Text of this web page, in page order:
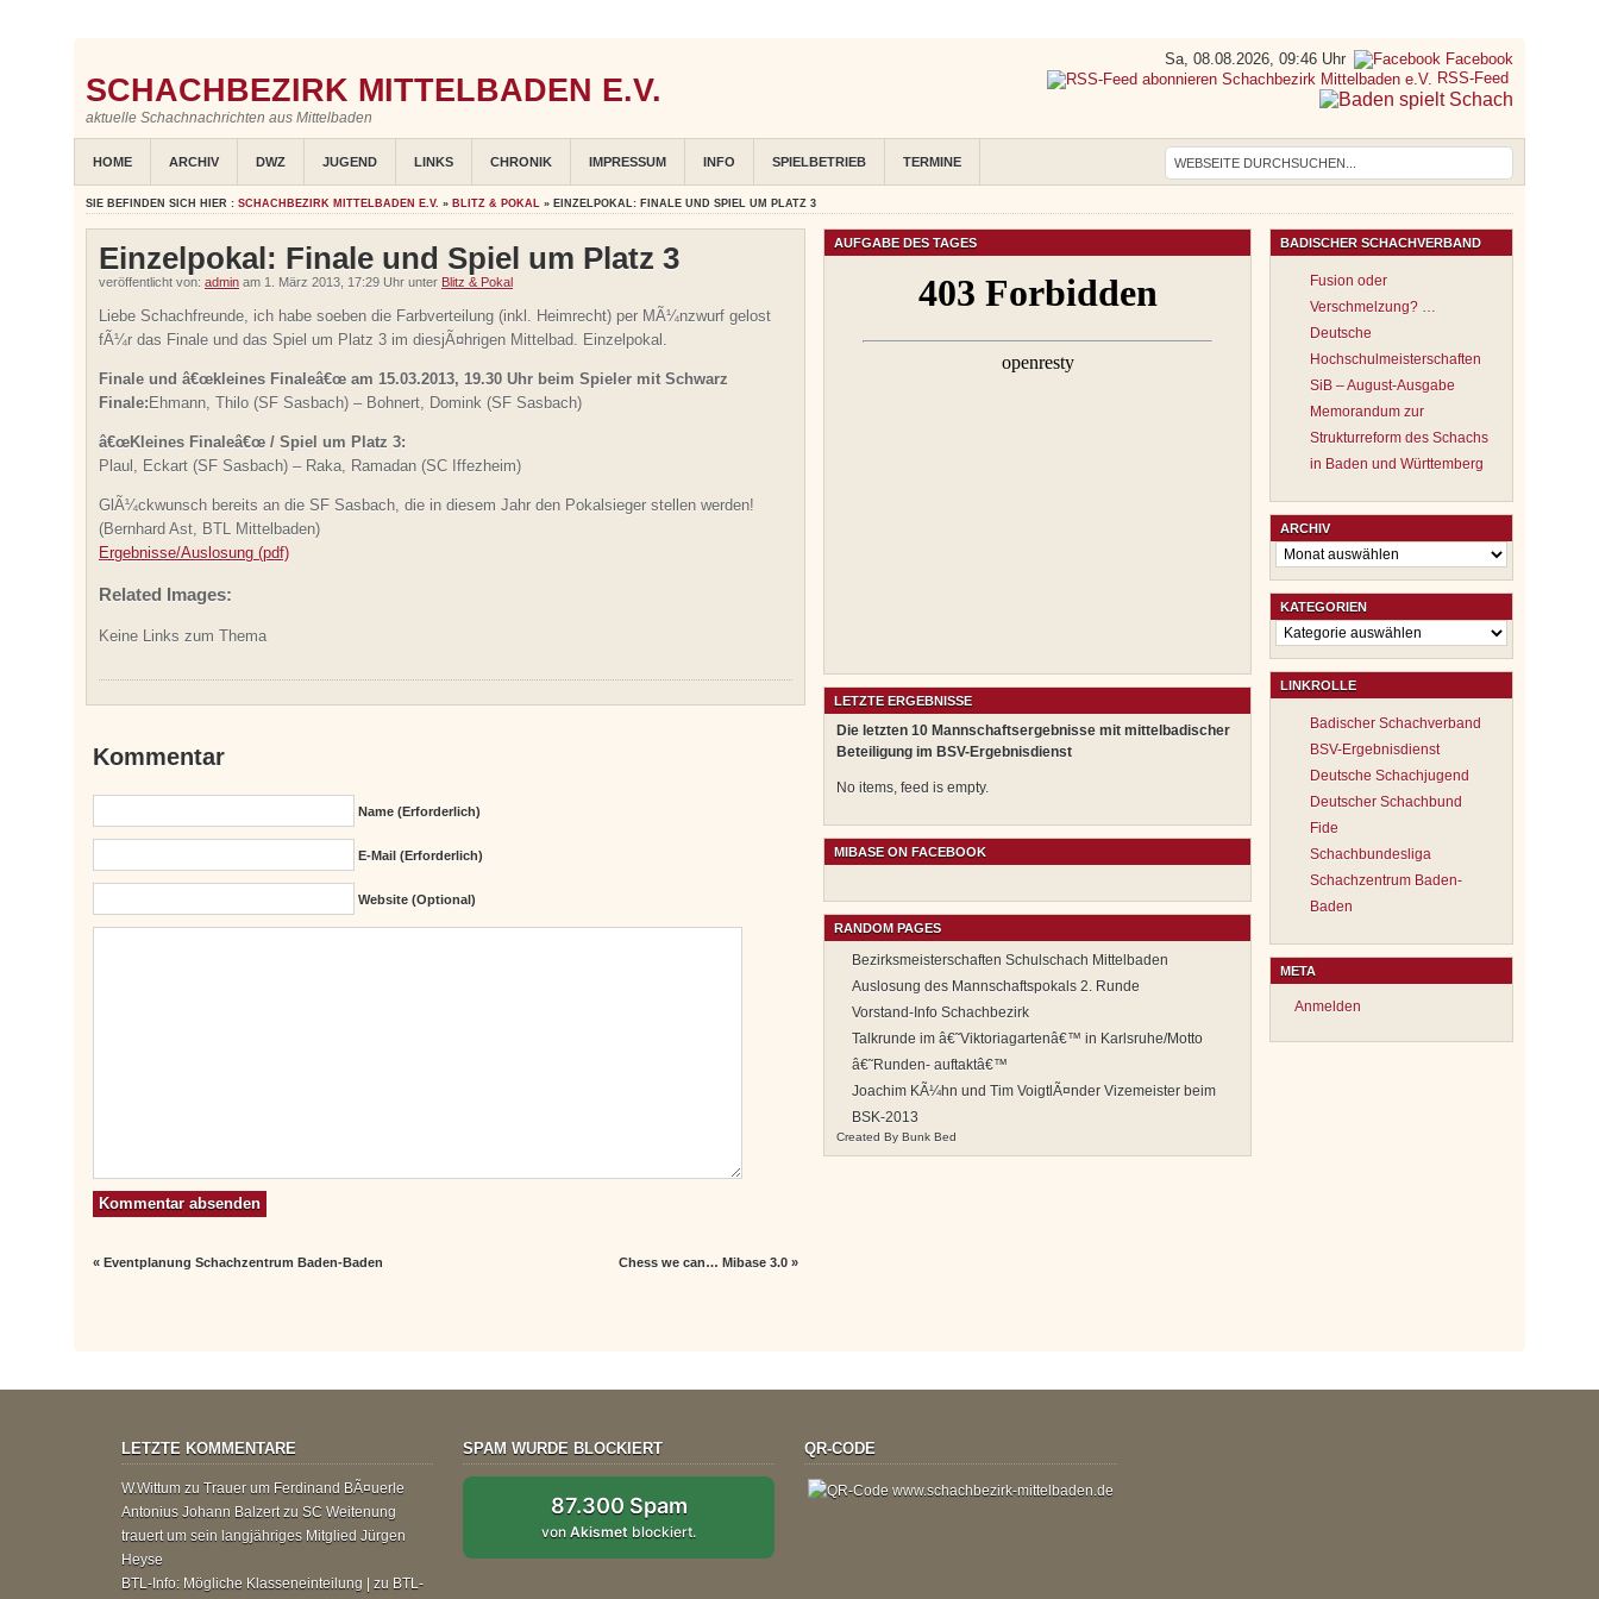
SCHACHBEZIRK MITTELBADEN E.V.
aktuelle Schachnachrichten aus Mittelbaden
Sa, 08.08.2026, 09:46 Uhr
Facebook
RSS-Feed
HOME ARCHIV DWZ JUGEND LINKS CHRONIK IMPRESSUM INFO SPIELBETRIEB TERMINE
SIE BEFINDEN SICH HIER : SCHACHBEZIRK MITTELBADEN E.V. » BLITZ & POKAL » EINZELPOKAL: FINALE UND SPIEL UM PLATZ 3
Einzelpokal: Finale und Spiel um Platz 3
veröffentlicht von: admin am 1. März 2013, 17:29 Uhr unter Blitz & Pokal
Liebe Schachfreunde, ich habe soeben die Farbverteilung (inkl. Heimrecht) per MÃ¼nzwurf gelost
fÃ¼r das Finale und das Spiel um Platz 3 im diesjÃ¤hrigen Mittelbad. Einzelpokal.
Finale und â€œkleines Finaleâ€œ am 15.03.2013, 19.30 Uhr beim Spieler mit Schwarz
Finale: Ehmann, Thilo (SF Sasbach) – Bohnert, Domink (SF Sasbach)
â€œKleines Finaleâ€œ / Spiel um Platz 3:
Plaul, Eckart (SF Sasbach) – Raka, Ramadan (SC Iffezheim)
GlÃ¼ckwunsch bereits an die SF Sasbach, die in diesem Jahr den Pokalsieger stellen werden!
(Bernhard Ast, BTL Mittelbaden)
Ergebnisse/Auslosung (pdf)
Related Images:
Keine Links zum Thema
Kommentar
Name (erforderlich)
E-Mail (erforderlich)
Website (Optional)
« Eventplanung Schachzentrum Baden-Baden Chess we can… Mibase 3.0»
AUFGABE DES TAGES
LETZTE ERGEBNISSE
Die letzten 10 Mannschaftsergebnisse mit mittelbadischer
Beteiligung im BSV-Ergebnisdienst
No items, feed is empty.
MIBASE ON FACEBOOK
RANDOM PAGES
Bezirksmeisterschaften Schulschach Mittelbaden
Auslosung des Mannschaftspokals 2. Runde
Vorstand-Info Schachbezirk
Talkrunde im â€˜Viktoriagartenâ€™ in Karlsruhe/Motto
â€˜Runden- auftaktâ€™
Joachim KÃ¼hn und Tim VoigtlÃ¤nder Vizemeister beim
BSK-2013
Created By Bunk Bed
BADISCHER SCHACHVERBAND
Fusion oder
Verschmelzung? …
Deutsche
Hochschulmeisterschaften
SiB – August-Ausgabe
Memorandum zur
Strukturreform des Schachs
in Baden und Württemberg
ARCHIV
Archiv
KATEGORIEN
Kategorien
LINKROLLE
Badischer Schachverband
BSV-Ergebnisdienst
Deutsche Schachjugend
Deutscher Schachbund
Fide
Schachbundesliga
Schachzentrum Baden-
Baden
META
Anmelden
LETZTE KOMMENTARE
W.Wittum zu Trauer um Ferdinand BÃ¤uerle
Antonius Johann Balzertzu SC Weitenung
trauert um sein langjähriges Mitglied Jürgen
Heyse
BTL-Info: Mögliche Klasseneinteilung |
zu BTL-
SPAM WURDE BLOCKIERT
87.300 Spam
vonAkismet blockiert.
QR-CODE